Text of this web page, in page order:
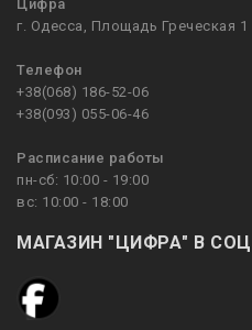
Цифра
г. Одесса, Площадь Греческая 1
Телефон
+38(068) 186-52-06
+38(093) 055-06-46
Расписание работы
пн-сб: 10:00 - 19:00
вс: 10:00 - 18:00
МАГАЗИН "ЦИФРА" В